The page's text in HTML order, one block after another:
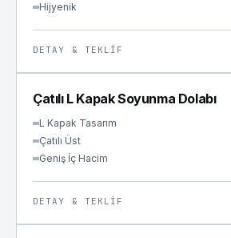
Hijyenik
DETAY & TEKLIF
SOYUNMA
Çatılı L Kapak Soyunma Dolabı
L Kapak Tasarım
Çatılı Üst
Geniş İç Hacim
DETAY & TEKLIF